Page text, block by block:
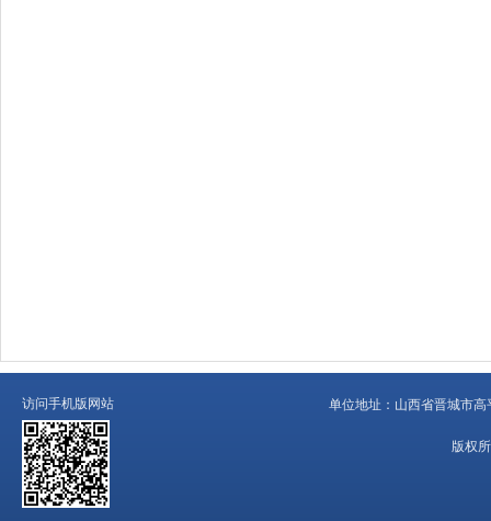
访问手机版网站 单位地址： 山西省晋城市高
版权